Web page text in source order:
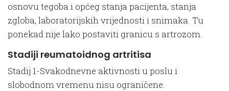
osnovu tegoba i općeg stanja pacijenta, stanja
zgloba, laboratorijskih vrijednosti i snimaka. Tu
ponekad nije lako postaviti granicu s artrozom.
Stadiji reumatoidnog artritisa
Stadij 1-Svakodnevne aktivnosti u poslu i
slobodnom vremenu nisu ograničene.